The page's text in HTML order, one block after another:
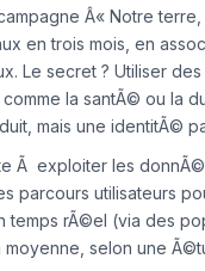
Â« Notre
en trois mois, en
Le secret ? Utiliser
la santÃ© ou la
mais une identitÃ©
Ã exploiter les
parcours utilisateurs
temps rÃ©el (via des
selon une